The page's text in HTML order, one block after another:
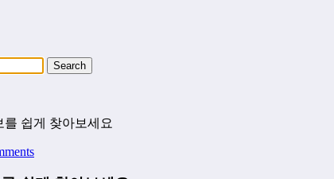
쉽게 찾아보세요